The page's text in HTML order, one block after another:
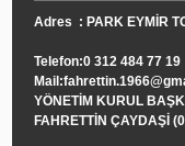
Adres : PARK EYMİR
Telefon:0 312 484 77 19
YÖNETİM KURUL
FAHRETTİN ÇAYDAŞİ